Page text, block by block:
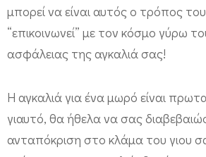
μπορεί να είναι αυτός ο τρόπος
“επικοινωνεί” με τον κόσμο γύρω
ασφάλειας της αγκαλιά σας!
Η αγκαλιά για ένα μωρό είναι
γιαυτό, θα ήθελα να σας
ανταπόκριση στο κλάμα του γιου